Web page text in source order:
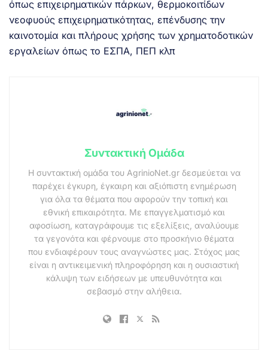
όπως επιχειρηματικών πάρκων, θερμοκοιτίδων
νεοφυούς επιχειρηματικότητας, επένδυσης την
καινοτομία και πλήρους χρήσης των χρηματοδοτικών
εργαλείων όπως το ΕΣΠΑ, ΠΕΠ κλπ
Συντακτική Ομάδα
Η συντακτική ομάδα του AgrinioNet.gr δεσμεύεται να
παρέχει έγκυρη, έγκαιρη και αξιόπιστη ενημέρωση
για όλα τα θέματα που αφορούν την τοπική και
εθνική επικαιρότητα. Με επαγγελματισμό και
αφοσίωση, καταγράφουμε τις εξελίξεις, αναλύουμε
τα γεγονότα και φέρνουμε στο προσκήνιο θέματα
που ενδιαφέρουν τους αναγνώστες μας. Στόχος μας
είναι η αντικειμενική πληροφόρηση και η ουσιαστική
κάλυψη των ειδήσεων με υπευθυνότητα και
σεβασμό στην αλήθεια.